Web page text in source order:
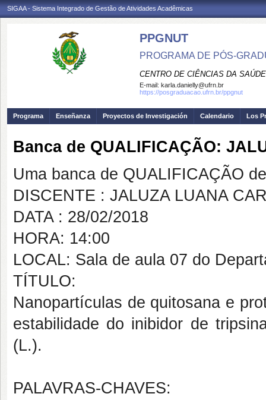
SIGAA - Sistema Integrado de Gestão de Atividades Acadêmicas
PPGNUT
PROGRAMA DE PÓS-
CENTRO DE CIÊNCIAS DA SAÚDE
E-mail: karla.danielly@ufrn.br
https://posgraduacao.ufrn.br/ppgnut
Programa Enseñanza Proyectos de Investigación Calendario Los
Banca de QUALIFICAÇÃO:
Uma banca de QUALIFICAÇÃO
DISCENTE : JALUZA LUANA
DATA : 28/02/2018
HORA: 14:00
LOCAL: Sala de aula 07 do
TÍTULO:
Nanopartículas de quitosana e
estabilidade do inibidor de
(L.).
PALAVRAS-CHAVES: